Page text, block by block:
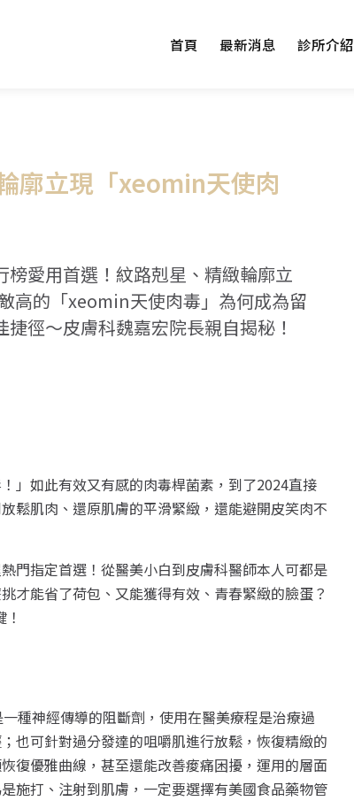
首頁 最新消息 診所介紹
廓立現「xeomin天使肉
榜愛用首選！紋路剋星、精緻輪廓立
高的「xeomin天使肉毒」為何成為留
捷徑～皮膚科魏嘉宏院長親自揭秘！
」如此有效又有感的肉毒桿菌素，到了2024直接
鬆肌肉、還原肌膚的平滑緊緻，還能避開皮笑肉不
門指定首選！從醫美小白到皮膚科醫師本人可都是
才能省了荷包、又能獲得有效、青春緊緻的臉蛋？
種神經傳導的阻斷劑，使用在醫美療程是治療過
也可針對過分發達的咀嚼肌進行放鬆，恢復精緻的
復優雅曲線，甚至還能改善痠痛困擾，運用的層面
施打、注射到肌膚，一定要選擇有美國食品藥物管